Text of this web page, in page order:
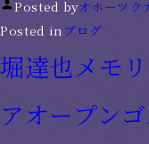
Posted byオホーツク
Posted in ブログ
堀達也メモ
アオープン